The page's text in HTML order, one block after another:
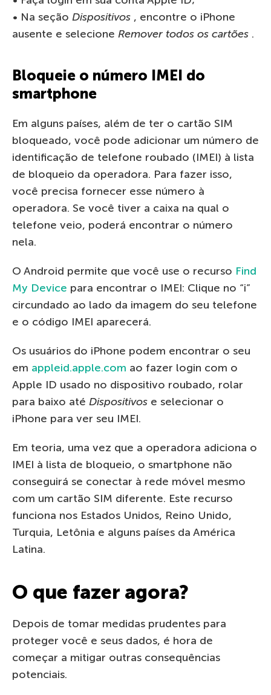
• Na seção Dispositivos , encontre o iPhone
ausente e selecione Remover todos os cartões .
Bloqueie o número IMEI do
smartphone
Em alguns países, além de ter o cartão SIM
bloqueado, você pode adicionar um número de
identificação de telefone roubado (IMEI) à lista
de bloqueio da operadora. Para fazer isso,
você precisa fornecer esse número à
operadora. Se você tiver a caixa na qual o
telefone veio, poderá encontrar o número
nela.
O Android permite que você use o recurso Find
My Device para encontrar o IMEI: Clique no “i”
circundado ao lado da imagem do seu telefone
e o código IMEI aparecerá.
Os usuários do iPhone podem encontrar o seu
em appleid.apple.com ao fazer login com o
Apple ID usado no dispositivo roubado, rolar
para baixo até Dispositivos e selecionar o
iPhone para ver seu IMEI.
Em teoria, uma vez que a operadora adiciona o
IMEI à lista de bloqueio, o smartphone não
conseguirá se conectar à rede móvel mesmo
com um cartão SIM diferente. Este recurso
funciona nos Estados Unidos, Reino Unido,
Turquia, Letônia e alguns países da América
Latina.
O que fazer agora?
Depois de tomar medidas prudentes para
proteger você e seus dados, é hora de
começar a mitigar outras consequências
potenciais.